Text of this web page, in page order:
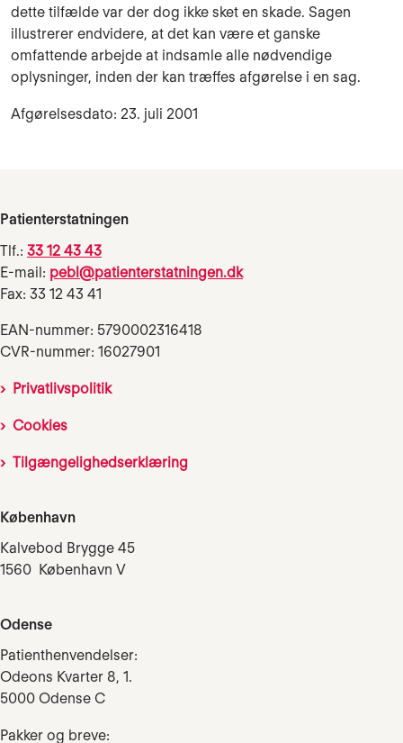
dette tilfælde var der dog ikke sket en skade. Sagen
illustrerer endvidere, at det kan være et ganske
omfattende arbejde at indsamle alle nødvendige
oplysninger, inden der kan træffes afgørelse i en sag.
Afgørelsesdato: 23. juli 2001
Patienterstatningen
Tlf.: 33 12 43 43
E-mail: pebl@patienterstatningen.dk
Fax: 33 12 43 41
EAN-nummer: 5790002316418
CVR-nummer: 16027901
Privatlivspolitik
Cookies
Tilgængelighedserklæring
København
Kalvebod Brygge 45
1560 København V
Odense
Patienthenvendelser:
Odeons Kvarter 8, 1.
5000 Odense C
Pakker og breve: